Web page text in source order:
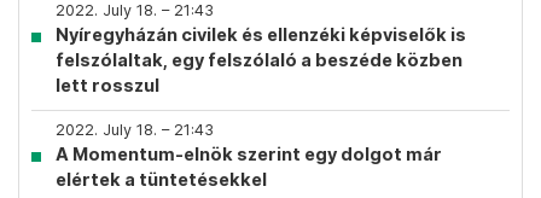
2022. July 18. – 21:43
Nyíregyházán civilek és ellenzéki képviselők is
felszólaltak, egy felszólaló a beszéde közben
lett rosszul
2022. July 18. – 21:43
A Momentum-elnök szerint egy dolgot már
elértek a tüntetésekkel